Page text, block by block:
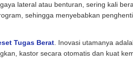
lateral atau benturan, sering kali
sehingga menyebabkan
Tugas Berat . Inovasi utamanya
kastor secara otomatis dan kuat